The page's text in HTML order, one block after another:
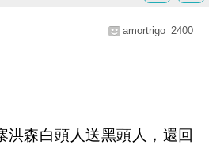
amortrigo_2400
洪森白頭人送黑頭人，還回